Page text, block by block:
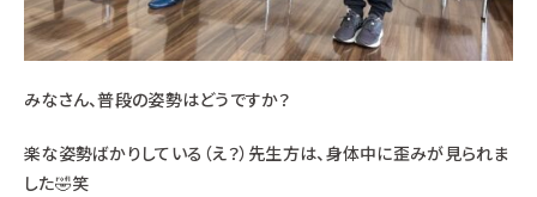
みなさん、普段の姿勢はどうですか？
楽な姿勢ばかりしている（え？）先生方は、身体中に歪みが見られま
した🤣笑